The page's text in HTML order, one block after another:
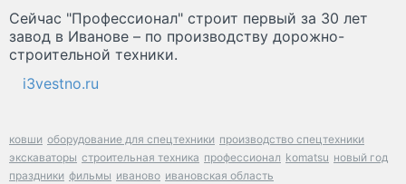
Сейчас "Профессионал" строит первый за 30 лет
завод в Иванове – по производству дорожно-
строительной техники.
i3vestno.ru
ковши оборудование для спецтехники производство спецтехники
экскаваторы строительная техника профессионал komatsu новый год
праздники фильмы иваново ивановская область